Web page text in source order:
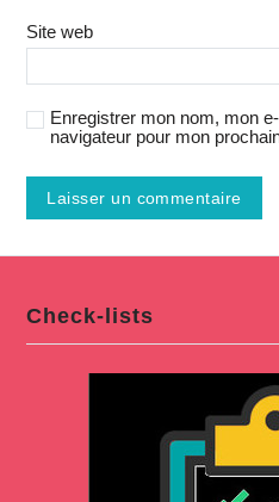
Site web
Enregistrer mon nom, mon
navigateur pour mon
Check-lists